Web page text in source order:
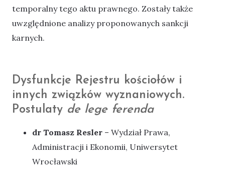
temporalny tego aktu prawnego. Zostały także
uwzględnione analizy proponowanych sankcji
karnych.
Dysfunkcje Rejestru kościołów i
innych związków wyznaniowych.
Postulaty de lege ferenda
dr Tomasz Resler – Wydział Prawa,
Administracji i Ekonomii, Uniwersytet
Wrocławski